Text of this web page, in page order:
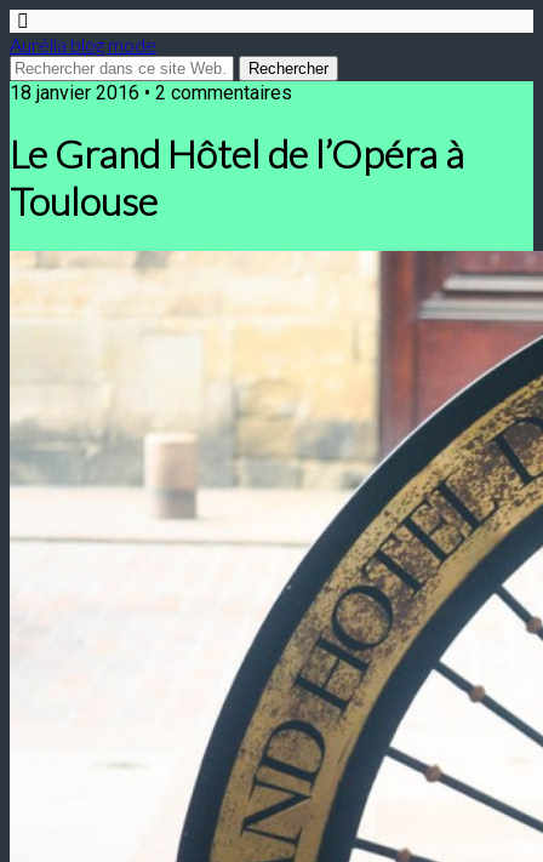
Aurélia blog mode
18 janvier 2016 • 2 commentaires
Le Grand Hôtel de l’Opéra à
Toulouse